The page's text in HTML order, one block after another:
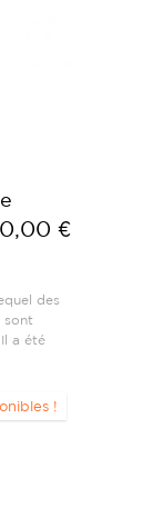
€
des
sont
a été
!